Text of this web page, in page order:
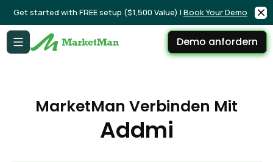
Get started with FREE setup ($1,500 Value) | Book Your Demo
Demo anfordern
MarketMan Verbinden Mit
Addmi